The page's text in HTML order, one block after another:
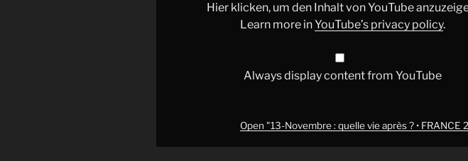
Hier klicken, um den Inhalt von YouTube
Learn more inYouTube’s privacy policy.
Always display content from YouTube
Open "13-Novembre : quelle vie après ? • FRANCE